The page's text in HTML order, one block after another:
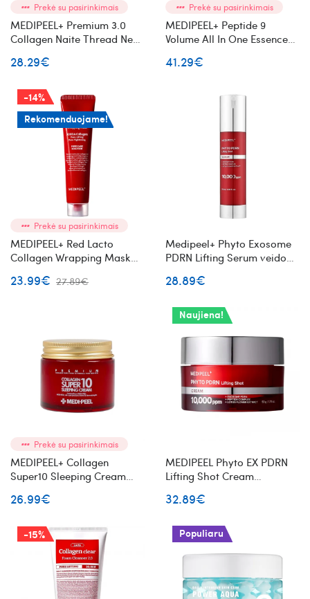
Prekė su pasirinkimais
MEDIPEEL+ Premium 3.0
Collagen Naite Thread Neck
28.29€
Prekė su pasirinkimais
MEDIPEEL+ Peptide 9
Volume All In One Essence
veido esencija su peptidais
41.29€
-14%
Rekomenduojame!
Prekė su pasirinkimais
MEDIPEEL+ Red Lacto
Collagen Wrapping Mask
23.99€ 27.89€
Medipeel+ Phyto Exosome
PDRN Lifting Serum veido
mikroadatėlėmis
28.89€
Prekė su pasirinkimais
MEDIPEEL+ Collagen
Super10 Sleeping Cream
kolagenu
26.99€
Naujiena!
MEDIPEEL Phyto EX PDRN
Lifting Shot Cream
kremas su PDRN kompleksu
32.89€
-15% Populiaru